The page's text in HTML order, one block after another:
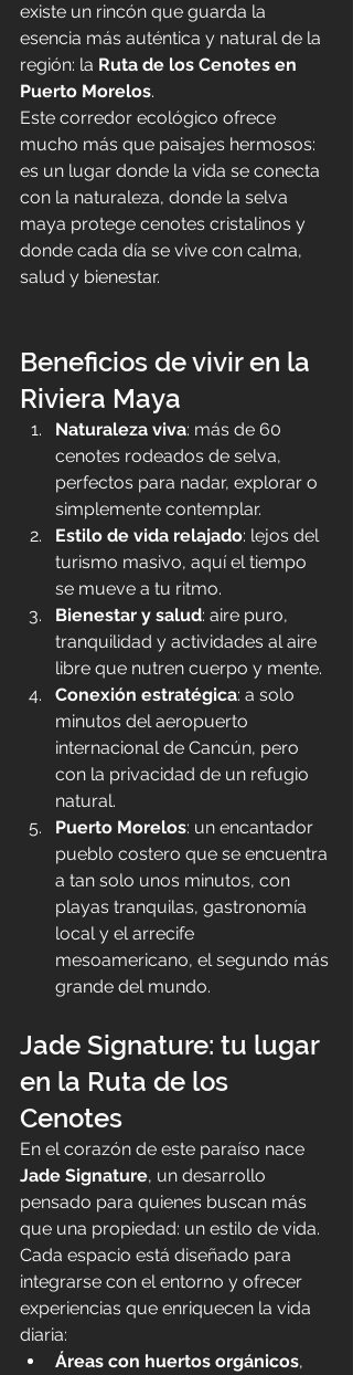
existe un rincón que guarda la
esencia más auténtica y natural de la
región: la Ruta de los Cenotes en
Puerto Morelos.
Este corredor ecológico ofrece
mucho más que paisajes hermosos:
es un lugar donde la vida se conecta
con la naturaleza, donde la selva
maya protege cenotes cristalinos y
donde cada día se vive con calma,
salud y bienestar.
Beneficios de vivir en la
Riviera Maya
Naturaleza viva: más de 60
cenotes rodeados de selva,
perfectos para nadar, explorar o
simplemente contemplar.
Estilo de vida relajado: lejos del
turismo masivo, aquí el tiempo
se mueve a tu ritmo.
Bienestar y salud: aire puro,
tranquilidad y actividades al aire
libre que nutren cuerpo y mente.
Conexión estratégica: a solo
minutos del aeropuerto
internacional de Cancún, pero
con la privacidad de un refugio
natural.
Puerto Morelos: un encantador
pueblo costero que se encuentra
a tan solo unos minutos, con
playas tranquilas, gastronomía
local y el arrecife
mesoamericano, el segundo más
grande del mundo.
Jade Signature: tu lugar
en la Ruta de los
Cenotes
En el corazón de este paraíso nace
Jade Signature, un desarrollo
pensado para quienes buscan más
que una propiedad: un estilo de vida.
Cada espacio está diseñado para
integrarse con el entorno y ofrecer
experiencias que enriquecen la vida
diaria:
Áreas con huertos orgánicos,